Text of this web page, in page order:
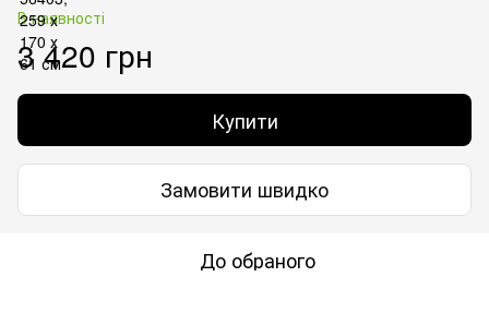
В наявності
3 420 грн
Купити
Замовити швидко
До обраного